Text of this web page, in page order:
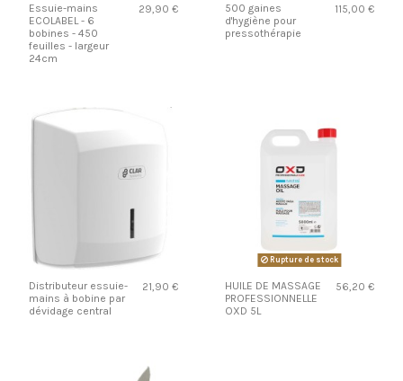
Essuie-mains
ECOLABEL - 6
bobines - 450
feuilles - largeur
24cm
29,90 €
500 gaines
d'hygiène pour
pressothérapie
115,00 €
Distributeur essuie-
mains à bobine par
dévidage central
21,90 €
Rupture de stock
HUILE DE MASSAGE
PROFESSIONNELLE
OXD 5L
56,20 €